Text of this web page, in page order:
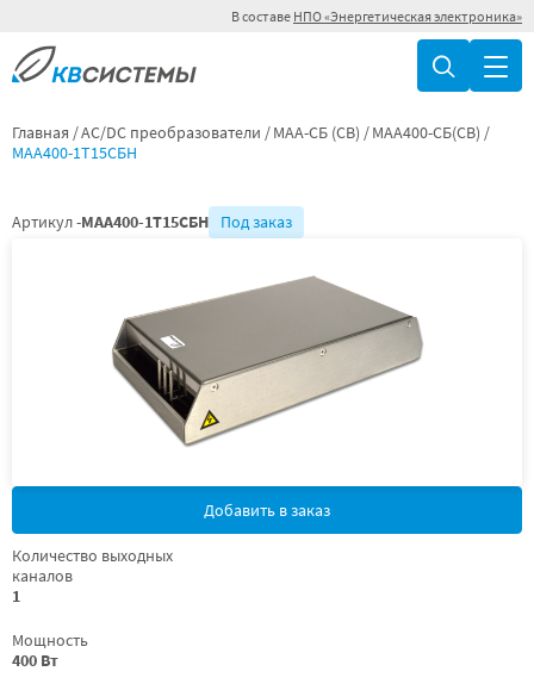
В составе НПО «Энергетическая электроника»
Главная AC/DC преобразователи МАА-СБ (СВ)
МАА400-СБ(СВ)
МАА400-1Т15СБН
Артикул -МАА400-1Т15СБН Под заказ
Добавить в заказ
Количество выходных
каналов
1
Мощность
400 Вт